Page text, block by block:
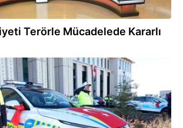
Terörle Mücadelede Kararlı